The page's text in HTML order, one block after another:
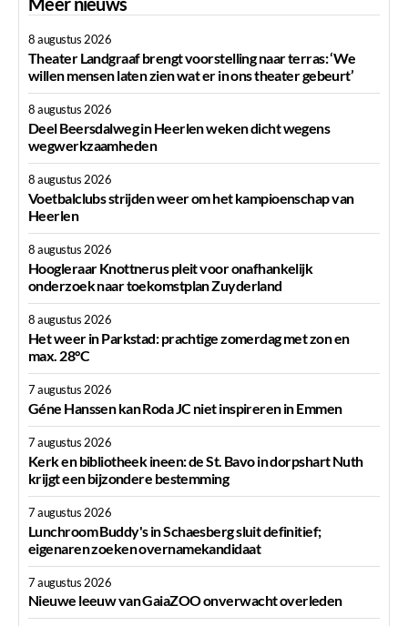
8 augustus 2026
Theater Landgraaf brengt voorstelling naar terras: ‘We
willen mensen laten zien wat er in ons theater gebeurt’
8 augustus 2026
Deel Beersdalweg in Heerlen weken dicht wegens
wegwerkzaamheden
8 augustus 2026
Voetbalclubs strijden weer om het kampioenschap van
Heerlen
8 augustus 2026
Hoogleraar Knottnerus pleit voor onafhankelijk
onderzoek naar toekomstplan Zuyderland
8 augustus 2026
Het weer in Parkstad: prachtige zomerdag met zon en
max. 28°C
7 augustus 2026
Géne Hanssen kan Roda JC niet inspireren in Emmen
7 augustus 2026
Kerk en bibliotheek ineen: de St. Bavo in dorpshart Nuth
krijgt een bijzondere bestemming
7 augustus 2026
Lunchroom Buddy's in Schaesberg sluit definitief;
eigenaren zoeken overnamekandidaat
7 augustus 2026
Nieuwe leeuw van GaiaZOO onverwacht overleden